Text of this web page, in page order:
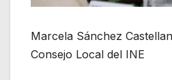
Marcela Sánchez
Consejo Local del INE